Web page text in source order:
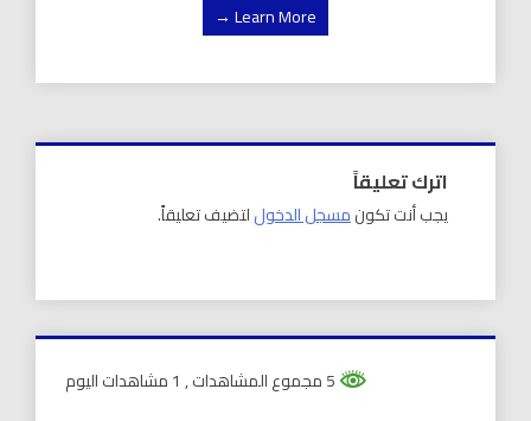
Learn More →
اترك تعليقاً
يجب أنت تكونمسجل الدخوللتضيف تعليقاً.
, 1 مشاهدات اليوم